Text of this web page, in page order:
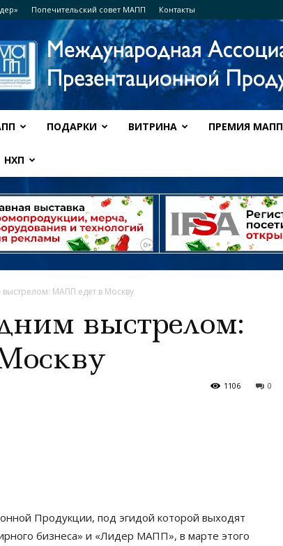
Попечительский совет МАПП Контакты
ПОДАРКИ ВИТРИНА ПРЕМИЯ МАПП
НХП
МАПП едет в Москву
выстрелом:
0
1106
Продукции, под эгидой которой выходят
бизнеса» и «Лидер МАПП», в марте этого